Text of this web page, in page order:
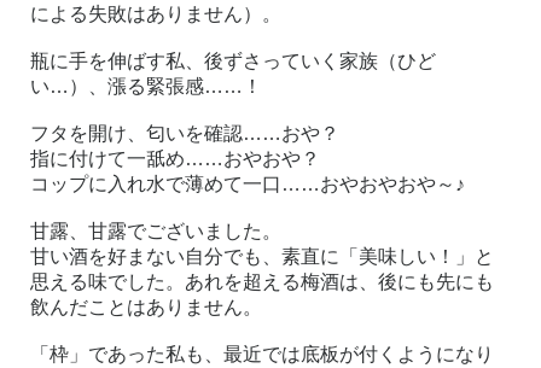
による失敗はありません）。
瓶に手を伸ばす私、後ずさっていく家族（ひど
い… ）、漲る緊張感…… ！
フタを開け、匂いを確認……おや？
指に付けて一舐め……おやおや？
コップに入れ水で薄めて一口 ……おやおやおや～ ♪
甘露、甘露でございました。
甘い酒を好まない自分でも、素直に「美味しい！」と
思える味でした。あれを超える梅酒は、後にも先にも
飲んだことはありません。
「枠」であった私も、最近では底板が付くようになり